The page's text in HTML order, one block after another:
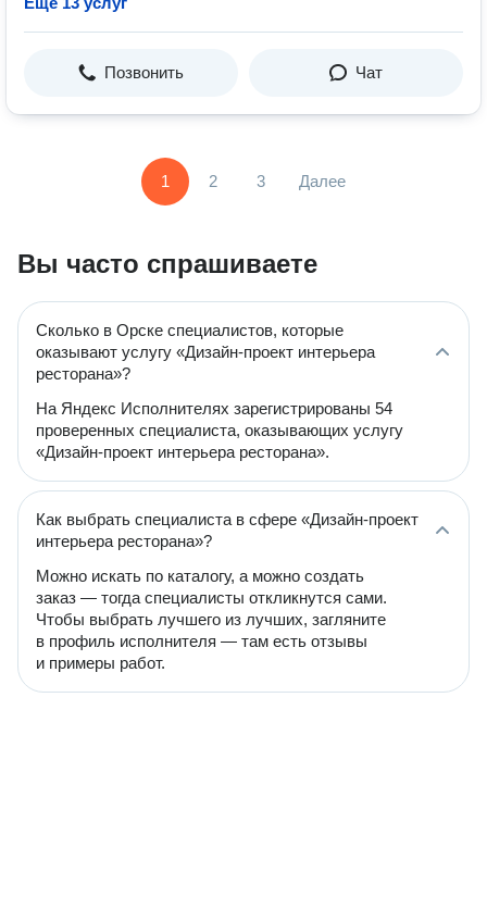
Позвонить Чат
1 2 3 Далее
Вы часто спрашиваете
Сколько в Орске специалистов, которые
оказывают услугу «Дизайн-проект интерьера
ресторана»?
На Яндекс Исполнителях зарегистрированы 54
проверенных специалиста, оказывающих услугу
«Дизайн-проект интерьера ресторана».
Как выбрать специалиста в сфере «Дизайн-проект
интерьера ресторана»?
Можно искать по каталогу, а можно создать
заказ — тогда специалисты откликнутся сами.
Чтобы выбрать лучшего из лучших, загляните
в профиль исполнителя — там есть отзывы
и примеры работ.